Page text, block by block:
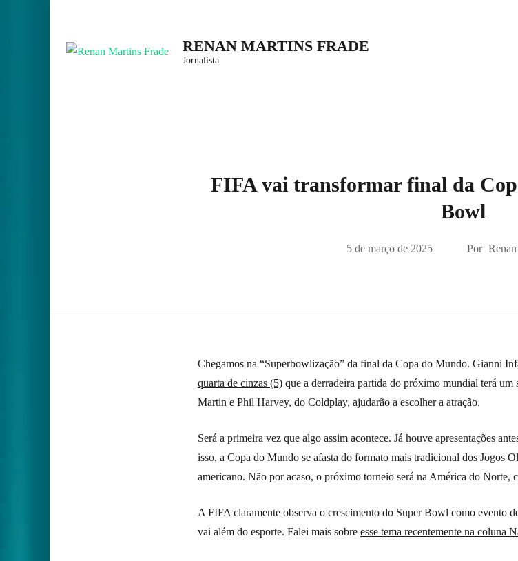
content
RENAN MARTINS FRADE
Jornalista
FIFA vai transformar final da
Bowl
5 de março de 2025 Por
Chegamos na “Superbowlização” da final da Copa do Mundo. Gianni
quarta de cinzas (5) que a derradeira partida do próximo mundial terá
Martin e Phil Harvey, do Coldplay, ajudarão a escolher a atração.
Será a primeira vez que algo assim acontece. Já houve apresentações
isso, a Copa do Mundo se afasta do formato mais tradicional dos Jogos
americano. Não por acaso, o próximo torneio será na América do Norte,
A FIFA claramente observa o crescimento do Super Bowl como evento
vai além do esporte. Falei mais sobre esse tema recentemente na coluna